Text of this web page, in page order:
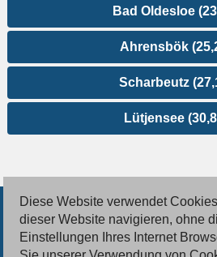
Bad Oldesloe
Ahrensbök
Scharbeutz
Lütjensee
© 2026 Deutsche Jobmarkt GmbH
Inserieren
Diese Website verwendet
dieser Website navigieren, ohne
Einstellungen Ihres Internet